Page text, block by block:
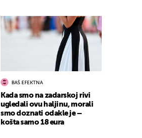
BAŠ EFEKTNA
Kada smo na zadarskoj rivi
ugledali ovu haljinu, morali
smo doznati odakle je –
košta samo 18 eura